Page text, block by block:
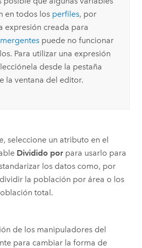
en todos los perfiles, por
expresión creada para
puede no funcionar
Para utilizar una expresión
desde la pestaña
la ventana del editor.
seleccione un atributo en el
Dividido porpara usarlo para
los datos como, por
la población por área o los
total.
de los manipuladores del
para cambiar la forma de